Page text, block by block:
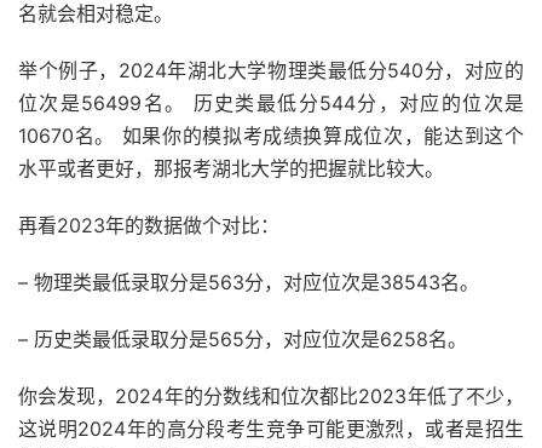
名就会相对稳定。
举个例子，2024年湖北大学物理类最低分540分，对应的
位次是56499名。 历史类最低分544分，对应的位次是
10670名。 如果你的模拟考成绩换算成位次，能达到这个
水平或者更好，那报考湖北大学的把握就比较大。
再看2023年的数据做个对比：
– 物理类最低录取分是563分，对应位次是38543名。
– 历史类最低录取分是565分，对应位次是6258名。
你会发现，2024年的分数线和位次都比2023年低了不少，
这说明2024年的高分段考生竞争可能更激烈，或者是招生